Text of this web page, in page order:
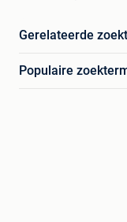
Gerelateerde
Populaire